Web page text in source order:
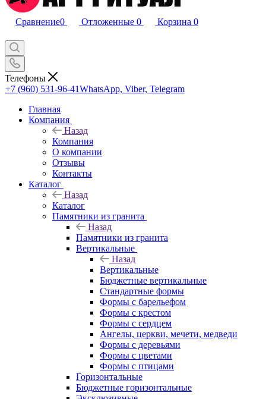
Сравнение0 Отложенные 0 Корзина 0
Телефоны
+7 (960) 531-96-41WhatsApp, Viber, Telegram
Главная
Компания
Назад
Компания
О компании
Отзывы
Контакты
Каталог
Назад
Каталог
Памятники из гранита
Назад
Памятники из гранита
Вертикальные
Назад
Вертикальные
Бюджетные вертикальные
Стандартные формы
Формы с барельефом
Формы с крестом
Формы с сердцем
Ангелы, церкви, мечети, медведи
Формы с деревьями
Формы с цветами
Формы с птицами
Горизонтальные
Бюджетные горизонтальные